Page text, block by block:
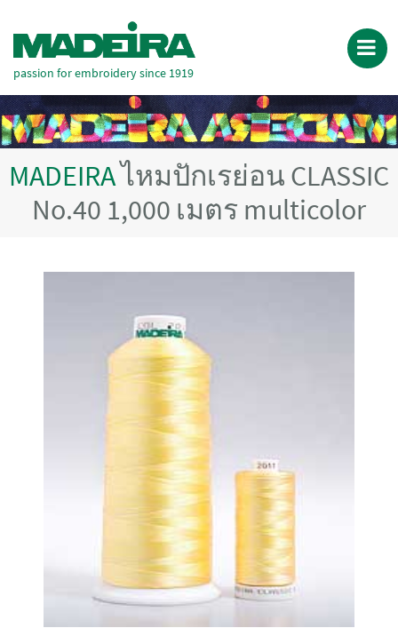
passion for embroidery since 1919
MADEIRAไหมปักเรย่อน CLASSIC
No.40 1,000 เมตร multicolor